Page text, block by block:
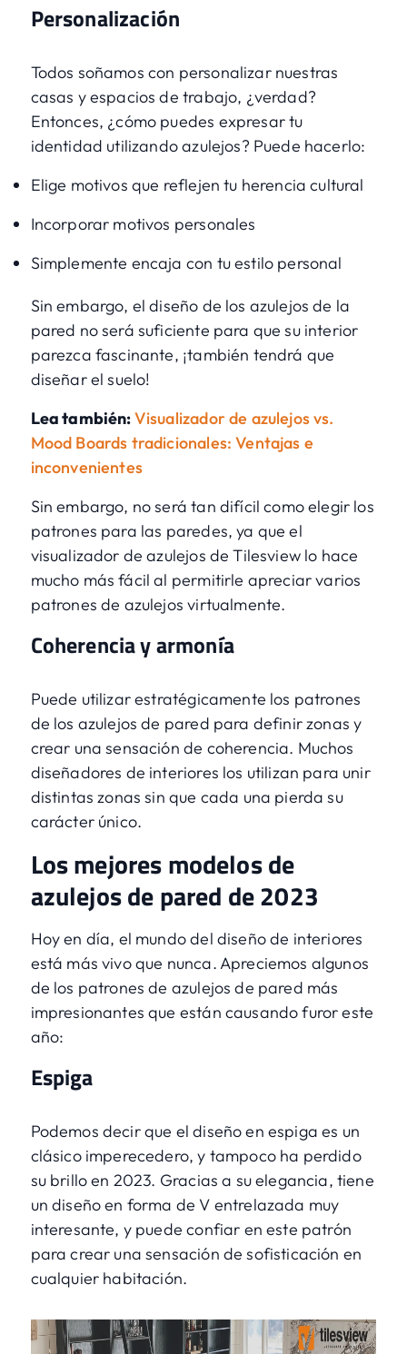
Personalización
Todos soñamos con personalizar nuestras
casas y espacios de trabajo, ¿verdad?
Entonces, ¿cómo puedes expresar tu
identidad utilizando azulejos? Puede hacerlo:
Elige motivos que reflejen tu herencia cultural
Incorporar motivos personales
Simplemente encaja con tu estilo personal
Sin embargo, el diseño de los azulejos de la
pared no será suficiente para que su interior
parezca fascinante, ¡también tendrá que
diseñar el suelo!
Lea también:Visualizador de azulejos vs.
Mood Boards tradicionales: Ventajas e
inconvenientes
Sin embargo, no será tan difícil como elegir los
patrones para las paredes, ya queel
visualizador de azulejos de Tilesviewlo hace
mucho más fácil al permitirle apreciar varios
patrones de azulejos virtualmente.
Coherencia y armonía
Puede utilizar estratégicamente los patrones
de los azulejos de pared para definir zonas y
crear una sensación de coherencia. Muchos
diseñadores de interiores los utilizan para unir
distintas zonas sin que cada una pierda su
carácter único.
Los mejores modelos de
azulejos de pared de 2023
Hoy en día, el mundo del diseño de interiores
está más vivo que nunca. Apreciemos algunos
de los patrones de azulejos de pared más
impresionantes que están causando furor este
año:
Espiga
Podemos decir que el diseño en espiga es un
clásico imperecedero, y tampoco ha perdido
su brillo en 2023. Gracias a su elegancia, tiene
un diseño en forma de V entrelazada muy
interesante, y puede confiar en este patrón
para crear una sensación de sofisticación en
cualquier habitación.